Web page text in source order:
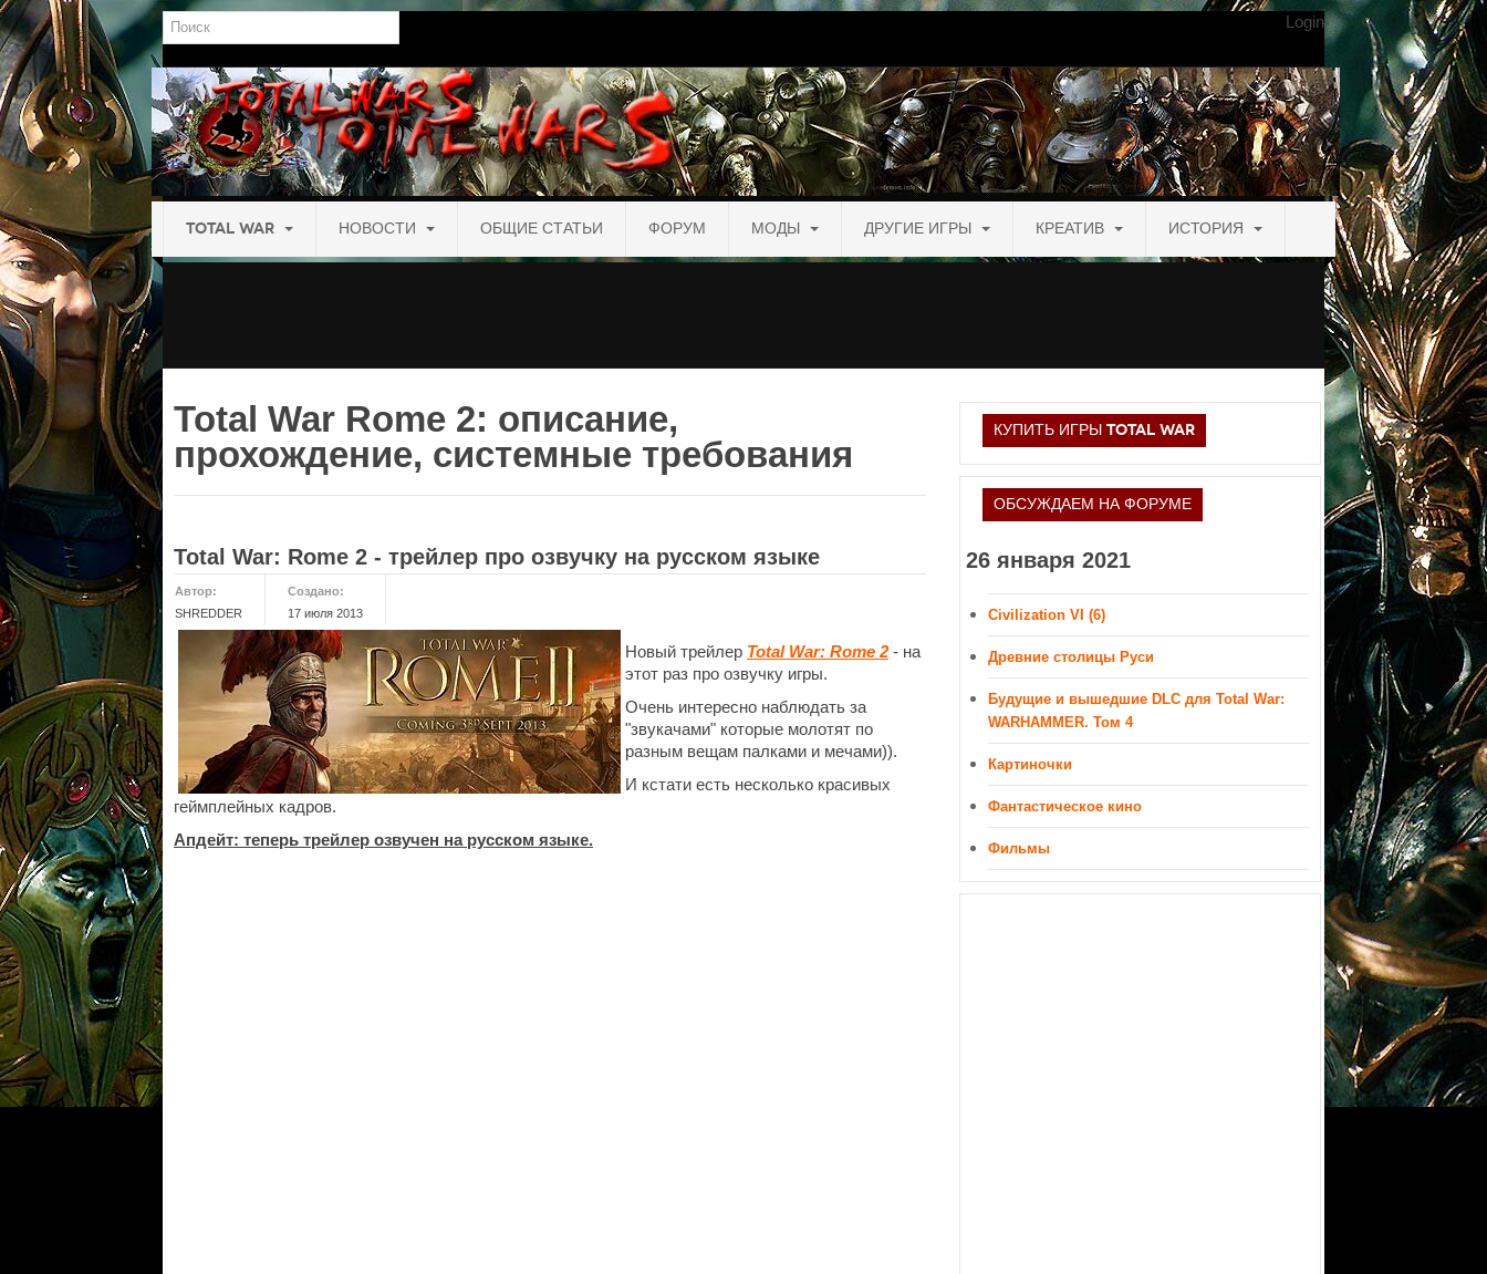
Поиск Login
TOTAL WAR НОВОСТИ ОБЩИЕ СТАТЬИ ФОРУМ МОДЫ ДРУГИЕ ИГРЫ КРЕАТИВ ИСТОРИЯ
Total War Rome 2: описание,
прохождение, системные требования
Total War: Rome 2 - трейлер про озвучку на русском языке
Автор:
SHREDDER
Создано:
17 июля 2013
Новый трейлер Total War: Rome 2- на
этот раз про озвучку игры.
Очень интересно наблюдать за
"звукачами" которые молотят по
разным вещам палками и мечами)).
И кстати есть несколько красивых
геймплейных кадров.
Апдейт: теперь трейлер озвучен на русском языке.
КУПИТЬ ИГРЫ TOTAL WAR
ОБСУЖДАЕМ НА ФОРУМЕ
26 января 2021
Civilization VI (6)
Древние столицы Руси
Будущие и вышедшие DLC для Total War:
WARHAMMER. Том 4
Картиночки
Фантастическое кино
Фильмы